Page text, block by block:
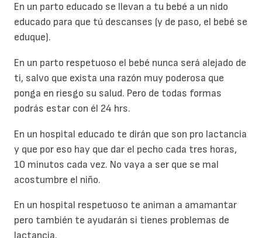
En un parto educado se llevan a tu bebé a un nido
educado para que tú descanses (y de paso, el bebé se
eduque).
En un parto respetuoso el bebé nunca será alejado de
ti, salvo que exista una razón muy poderosa que
ponga en riesgo su salud. Pero de todas formas
podrás estar con él 24 hrs.
En un hospital educado te dirán que son pro lactancia
y que por eso hay que dar el pecho cada tres horas,
10 minutos cada vez. No vaya a ser que se mal
acostumbre el niño.
En un hospital respetuoso te animan a amamantar
pero también te ayudarán si tienes problemas de
lactancia.